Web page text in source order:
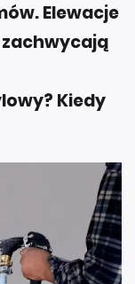
Elewacje
Kiedy